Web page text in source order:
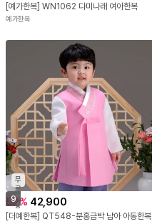
[예가한복] WN1062 다미나래 여아한복
예가한복
9
무
료
배
송
52% 42,900
[더예한복] QT548-분홍금박 남아 아동한복